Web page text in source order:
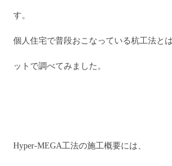
す。
個人住宅で普段おこなっている杭工法と
ットで調べてみました。
Hyper-MEGA工法の施工概要には、